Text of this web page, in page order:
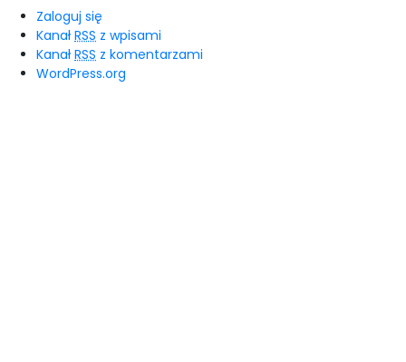
Zaloguj się
Kanał RSS z wpisami
Kanał RSS z komentarzami
WordPress.org